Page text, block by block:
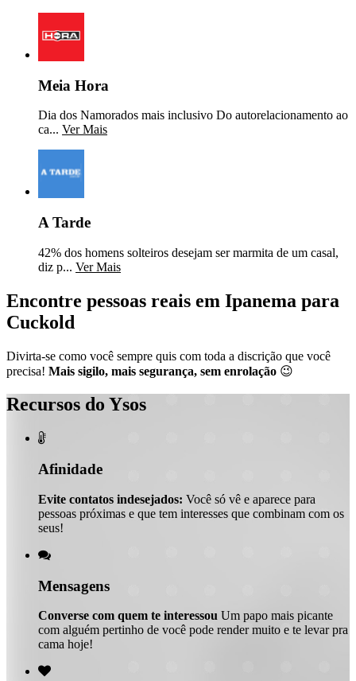
Meia Hora
Dia dos Namorados mais inclusivo Do autorelacionamento ao
ca... Ver Mais
A Tarde
42% dos homens solteiros desejam ser marmita de um casal,
diz p... Ver Mais
Encontre pessoas reais em Ipanema para
Cuckold
Divirta-se como você sempre quis com toda a discrição que você
precisa! Mais sigilo, mais segurança, sem enrolação 😉
Recursos do Ysos

Afinidade
Evite contatos indesejados: Você só vê e aparece para
pessoas próximas e que tem interesses que combinam com os
seus!

Mensagens
Converse com quem te interessou Um papo mais picante
com alguém pertinho de você pode render muito e te levar pra
cama hoje!
